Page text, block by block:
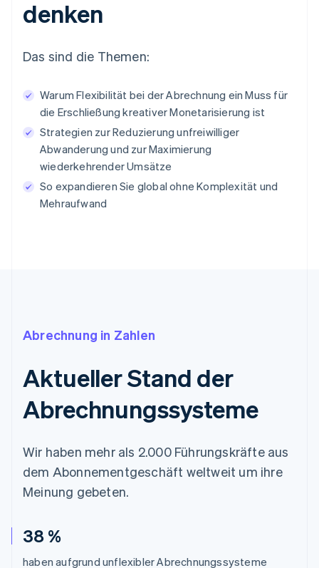
denken
Das sind die Themen:
Warum Flexibilität bei der Abrechnung ein Muss für
die Erschließung kreativer Monetarisierung ist
Strategien zur Reduzierung unfreiwilliger
Abwanderung und zur Maximierung
wiederkehrender Umsätze
So expandieren Sie global ohne Komplexität und
Mehraufwand
Abrechnung in Zahlen
Aktueller Stand der
Abrechnungssysteme
Wir haben mehr als 2.000 Führungskräfte aus
dem Abonnementgeschäft weltweit um ihre
Meinung gebeten.
38 %
haben aufgrund unflexibler Abrechnungssysteme